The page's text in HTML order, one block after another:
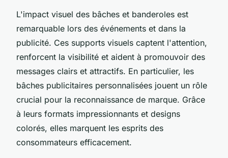
L'impact visuel des bâches et banderoles est
remarquable lors des événements et dans la
publicité. Ces supports visuels captent l'attention,
renforcent la visibilité et aident à promouvoir des
messages clairs et attractifs. En particulier, les
bâches publicitaires personnalisées jouent un rôle
crucial pour la reconnaissance de marque. Grâce
à leurs formats impressionnants et designs
colorés, elles marquent les esprits des
consommateurs efficacement.